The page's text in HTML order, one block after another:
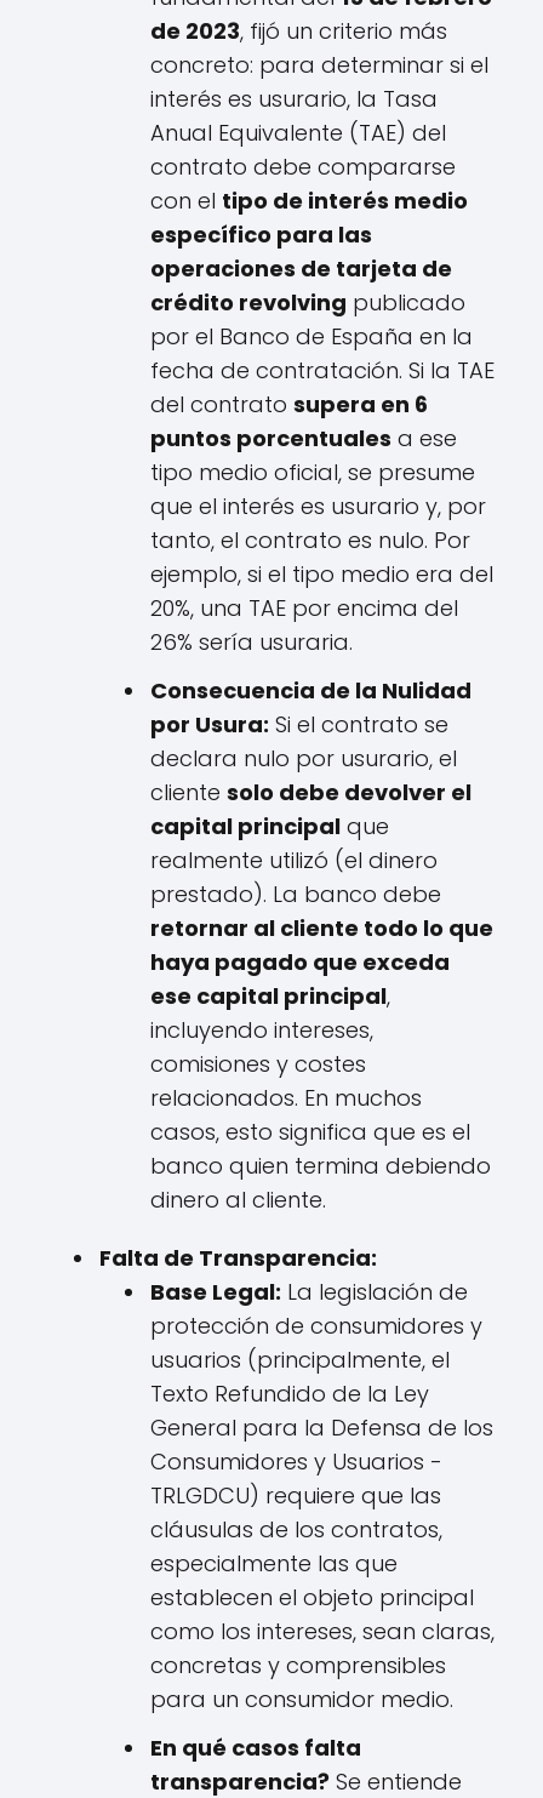
de 2023, fijó un criterio más
concreto: para determinar si el
interés es usurario, la Tasa
Anual Equivalente (TAE) del
contrato debe compararse
con el tipo de interés medio
específico para las
operaciones de tarjeta de
crédito revolving publicado
por el Banco de España en la
fecha de contratación. Si la TAE
del contrato supera en 6
puntos porcentuales a ese
tipo medio oficial, se presume
que el interés es usurario y, por
tanto, el contrato es nulo. Por
ejemplo, si el tipo medio era del
20%, una TAE por encima del
26% sería usuraria.
Consecuencia de la Nulidad
por Usura: Si el contrato se
declara nulo por usurario, el
cliente solo debe devolver el
capital principal que
realmente utilizó (el dinero
prestado). La banco debe
retornar al cliente todo lo que
haya pagado que exceda
ese capital principal,
incluyendo intereses,
comisiones y costes
relacionados. En muchos
casos, esto significa que es el
banco quien termina debiendo
dinero al cliente.
Falta de Transparencia:
Base Legal: La legislación de
protección de consumidores y
usuarios (principalmente, el
Texto Refundido de la Ley
General para la Defensa de los
Consumidores y Usuarios -
TRLGDCU) requiere que las
cláusulas de los contratos,
especialmente las que
establecen el objeto principal
como los intereses, sean claras,
concretas y comprensibles
para un consumidor medio.
En qué casos falta
transparencia? Se entiende